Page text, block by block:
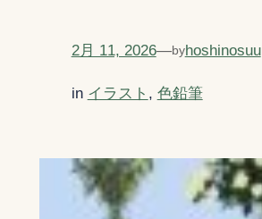
2月 11, 2026—byhoshinosuu
in イラスト , 色鉛筆